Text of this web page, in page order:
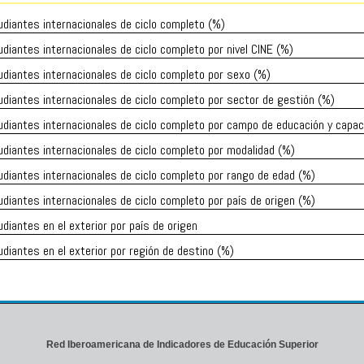
internacionales de ciclo completo (%)
internacionales de ciclo completo por nivel CINE (%)
internacionales de ciclo completo por sexo (%)
internacionales de ciclo completo por sector de gestión (%)
internacionales de ciclo completo por campo de educación y
internacionales de ciclo completo por modalidad (%)
internacionales de ciclo completo por rango de edad (%)
internacionales de ciclo completo por país de origen (%)
en el exterior por país de origen
en el exterior por región de destino (%)
Red Iberoamericana de Indicadores de Educación Superior